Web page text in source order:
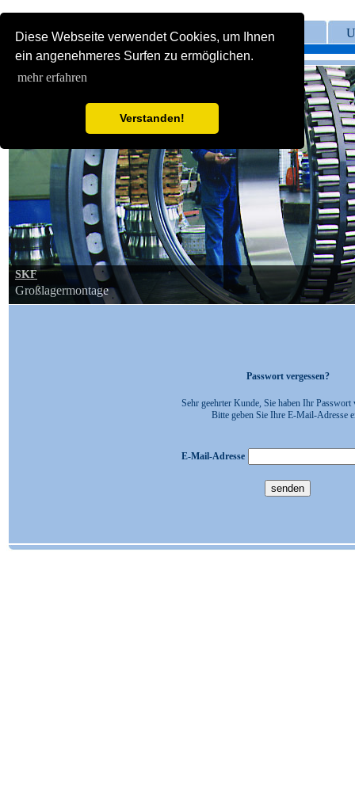
Diese Webseite verwendet Cookies, um Ihnen
ein angenehmeres Surfen zu ermöglichen.
mehr erfahren
Verstanden!
Home
SKF
Großlagermontage
Passwort vergessen?
Sehr geehrter Kunde, Sie haben Ihr Passwort
Bitte geben Sie Ihre E-Mail-Adresse
E-Mail-Adresse